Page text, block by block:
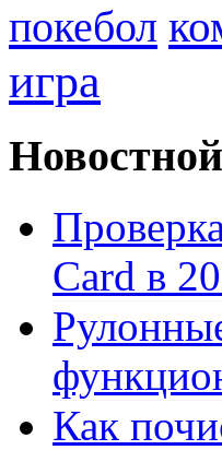
покебол
игра
Card в
Как